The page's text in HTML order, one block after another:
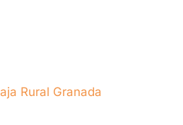
Rural Granada